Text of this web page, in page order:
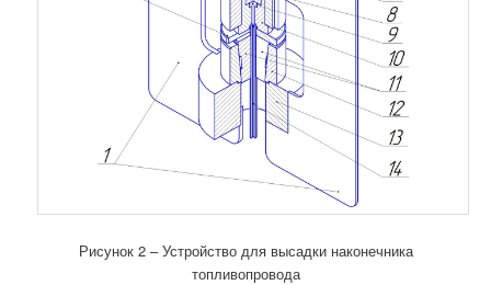
Рисунок 2 – Устройство для высадки наконечника
топливопровода